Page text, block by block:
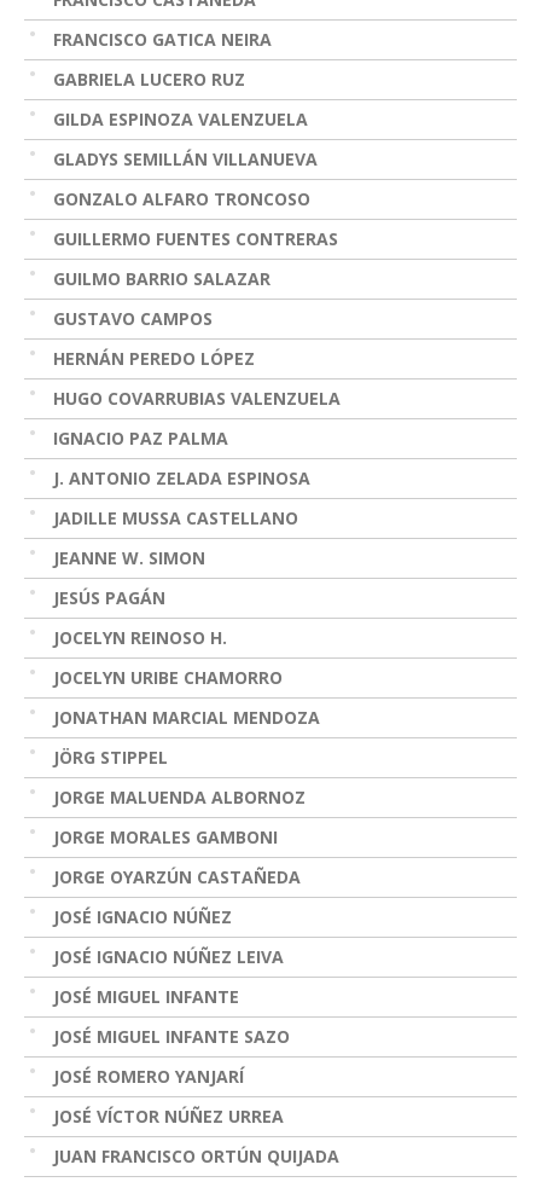
FRANCISCO GATICA NEIRA
GABRIELA LUCERO RUZ
GILDA ESPINOZA VALENZUELA
GLADYS SEMILLÁN VILLANUEVA
GONZALO ALFARO TRONCOSO
GUILLERMO FUENTES CONTRERAS
GUILMO BARRIO SALAZAR
GUSTAVO CAMPOS
HERNÁN PEREDO LÓPEZ
HUGO COVARRUBIAS VALENZUELA
IGNACIO PAZ PALMA
J. ANTONIO ZELADA ESPINOSA
JADILLE MUSSA CASTELLANO
JEANNE W. SIMON
JESÚS PAGÁN
JOCELYN REINOSO H.
JOCELYN URIBE CHAMORRO
JONATHAN MARCIAL MENDOZA
JÖRG STIPPEL
JORGE MALUENDA ALBORNOZ
JORGE MORALES GAMBONI
JORGE OYARZÚN CASTAÑEDA
JOSÉ IGNACIO NÚÑEZ
JOSÉ IGNACIO NÚÑEZ LEIVA
JOSÉ MIGUEL INFANTE
JOSÉ MIGUEL INFANTE SAZO
JOSÉ ROMERO YANJARÍ
JOSÉ VÍCTOR NÚÑEZ URREA
JUAN FRANCISCO ORTÚN QUIJADA